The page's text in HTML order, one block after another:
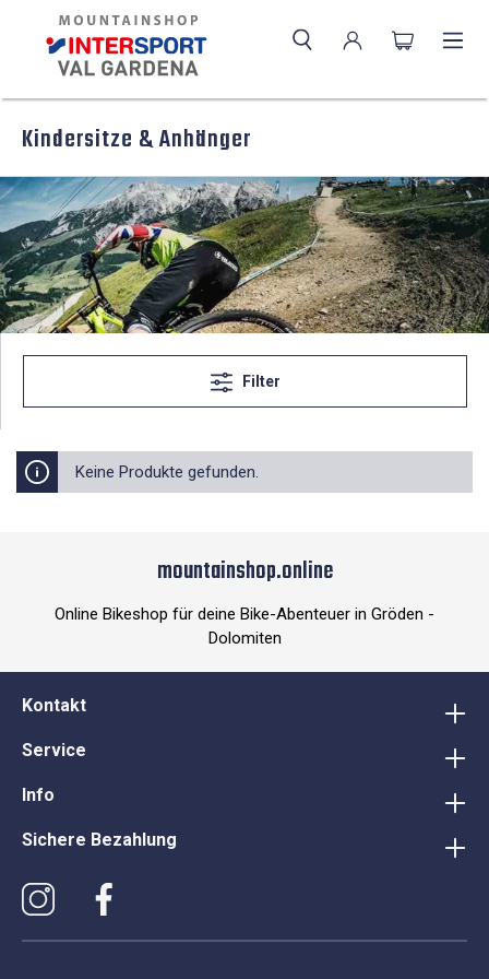
Kindersitze & Anhänger
Filter
Keine Produkte gefunden.
mountainshop.online
Online Bikeshop für deine Bike-Abenteuer in Gröden -
Dolomiten
Kontakt
Service
Info
Sichere Bezahlung